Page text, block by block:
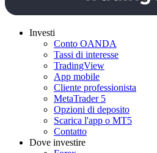
Investi
Conto OANDA
Tassi di interesse
TradingView
App mobile
Cliente professionista
MetaTrader 5
Opzioni di deposito
Scarica l'app o MT5
Contatto
Dove investire